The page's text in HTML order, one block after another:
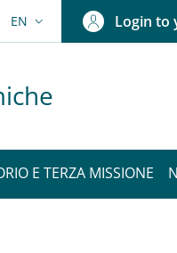
LANGUAGE SWITCHER:
EN Login to
E TERZA MISSIONE